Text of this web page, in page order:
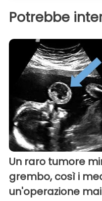
Potrebbe
Un raro tumore
grembo, così i
un'operazione